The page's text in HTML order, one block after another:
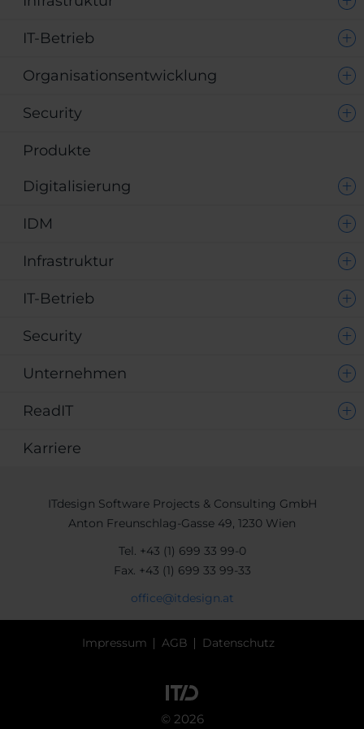
IT-Betrieb
Organisationsentwicklung
Security
Produkte
Digitalisierung
IDM
Infrastruktur
IT-Betrieb
Security
Unternehmen
ReadIT
Karriere
ITdesign Software Projects & Consulting GmbH
Anton Freunschlag-Gasse 49, 1230 Wien
Tel. +43 (1) 699 33 99-0
Fax. +43 (1) 699 33 99-33
office@itdesign.at
Impressum AGB Datenschutz
© 2026